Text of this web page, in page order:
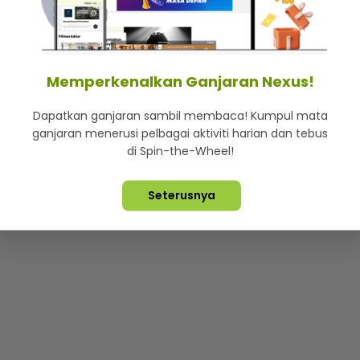
Lebih hot, viral dan sensasi
Terpelihara © 2026. Star Media Group Berhad [197101000523
Memperkenalkan Ganjaran Nexus!
Dapatkan ganjaran sambil membaca! Kumpul mata
ganjaran menerusi pelbagai aktiviti harian dan tebus
di Spin-the-Wheel!
Seterusnya